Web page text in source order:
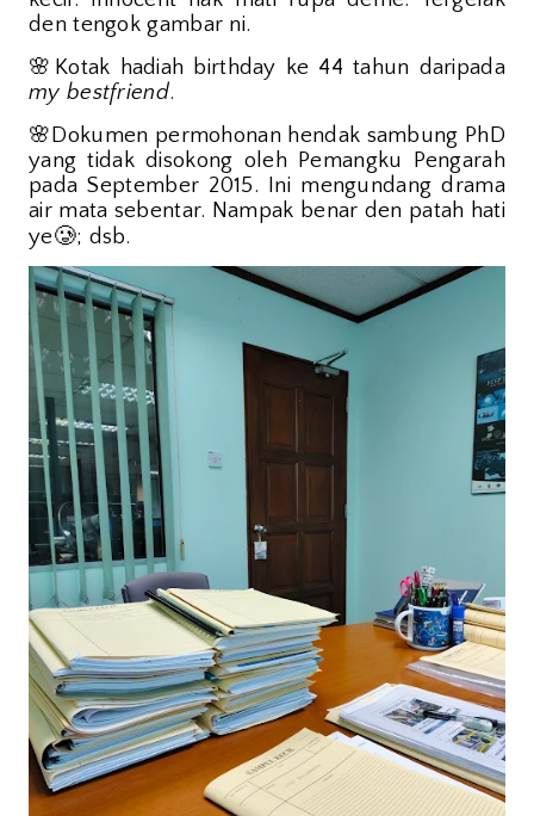
den tengok gambar ni.
🌸 Kotak hadiah birthday ke 44 tahun daripada
my bestfriend.
🌸 Dokumen permohonan hendak sambung PhD
yang tidak disokong oleh Pemangku Pengarah
pada September 2015. Ini mengundang drama
air mata sebentar. Nampak benar den patah hati
ye🥲; dsb.